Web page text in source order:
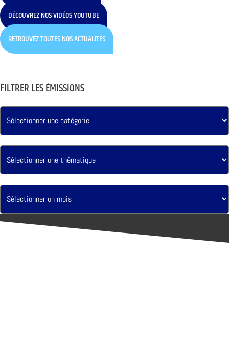
DÉCOUVREZ NOS VIDÉOS YOUTUBE
RETROUVEZ TOUTES NOS ACTUALITÉS
FILTRER LES ÉMISSIONS